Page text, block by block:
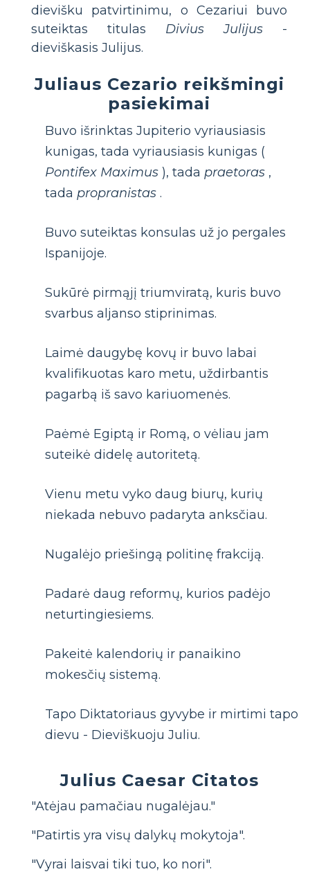
dievišku patvirtinimu, o Cezariui buvo
suteiktas titulas Divius Julijus -
dieviškasis Julijus.
Juliaus Cezario reikšmingi
pasiekimai
Buvo išrinktas Jupiterio vyriausiasis
kunigas, tada vyriausiasis kunigas (
Pontifex Maximus ), tada praetoras ,
tada propranistas .
Buvo suteiktas konsulas už jo pergales
Ispanijoje.
Sukūrė pirmąjį triumviratą, kuris buvo
svarbus aljanso stiprinimas.
Laimė daugybę kovų ir buvo labai
kvalifikuotas karo metu, uždirbantis
pagarbą iš savo kariuomenės.
Paėmė Egiptą ir Romą, o vėliau jam
suteikė didelę autoritetą.
Vienu metu vyko daug biurų, kurių
niekada nebuvo padaryta anksčiau.
Nugalėjo priešingą politinę frakciją.
Padarė daug reformų, kurios padėjo
neturtingiesiems.
Pakeitė kalendorių ir panaikino
mokesčių sistemą.
Tapo Diktatoriaus gyvybe ir mirtimi tapo
dievu - Dieviškuoju Juliu.
Julius Caesar Citatos
"Atėjau pamačiau nugalėjau."
"Patirtis yra visų dalykų mokytoja".
"Vyrai laisvai tiki tuo, ko nori".